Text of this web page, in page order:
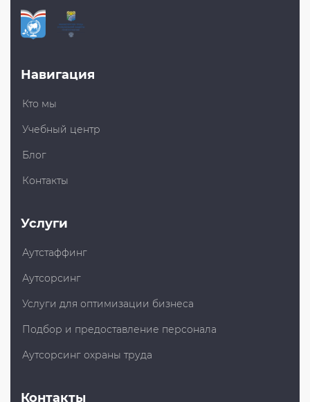
Навигация
Кто мы
Учебный центр
Блог
Контакты
Услуги
Аутстаффинг
Аутсорсинг
Услуги для оптимизации бизнеса
Подбор и предоставление персонала
Аутсорсинг охраны труда
Контакты